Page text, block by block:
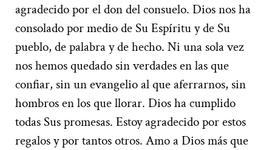
agradecido por el don del consuelo. Dios nos ha
consolado por medio de Su Espíritu y de Su
pueblo, de palabra y de hecho. Ni una sola vez
nos hemos quedado sin verdades en las que
confiar, sin un evangelio al que aferrarnos, sin
hombros en los que llorar. Dios ha cumplido
todas Sus promesas. Estoy agradecido por estos
regalos y por tantos otros. Amo a Dios más que